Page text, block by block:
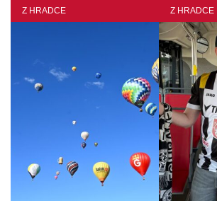
Z HRADCE Z HRADCE